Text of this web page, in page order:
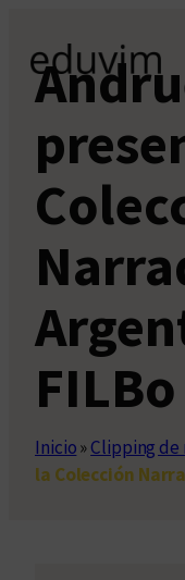
contenido
FILBo
Inicio»Clipping de
la Colección